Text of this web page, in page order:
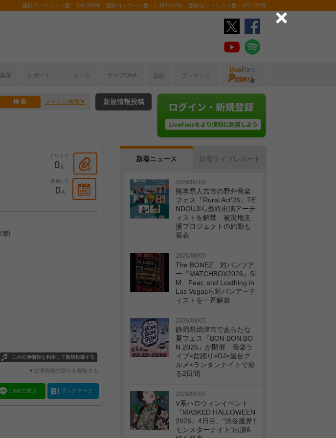
登録アーティスト数：126,590件 登録コンサート数：1,492,242件 登録セットリスト数：472,187件
部 レポート ニュース ライブQ&A 企画 ランキング
ジャンル検索 新規情報投稿
クリップ
0人
参加した
0人
都)
この公演情報を利用して新規投稿する
▼公演情報の誤りを報告する
LINEで送る ブックマーク
新着ニュース 新着ライブレポート
2026/08/06
熊本県人吉市の野外音楽
フェス『Rural Act'26』TE
NDOUJIら最終出演アーテ
ィストを解禁 被災地支
援プロジェクトの始動も
発表
2026/08/06
The BONEZ 対バンツア
ー『MATCHBOX2026』Si
M、Fear, and Loathing in
Las Vegasら対バンアーテ
ィストを一斉解禁
2026/08/05
静岡県焼津市であらたな
夏フェス『BON BON BO
N 2026』が開催 音楽ラ
イブ×盆踊り×DJ×屋台グ
ルメ×ランタンナイトで彩
る2日間
2026/08/05
V系ハロウィンイベント
『MASKED HALLOWEEN
2026』4日目、“渋谷魔界†
モンスターナイト”出演6